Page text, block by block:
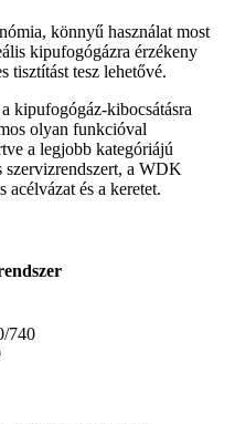
könnyű használat most
kipufogógázra érzékeny
tisztítást tesz lehetővé.
kipufogógáz-kibocsátásra
olyan funkcióval
a legjobb kategóriájú
szervizrendszert, a WDK
acélvázat és a keretet.
740